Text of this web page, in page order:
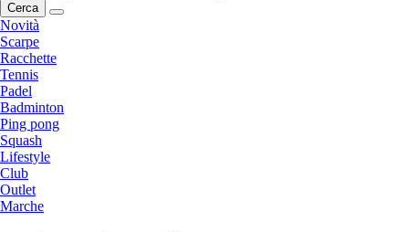
Cerca
Novità
Scarpe
Racchette
Tennis
Padel
Badminton
Ping pong
Squash
Lifestyle
Club
Outlet
Marche